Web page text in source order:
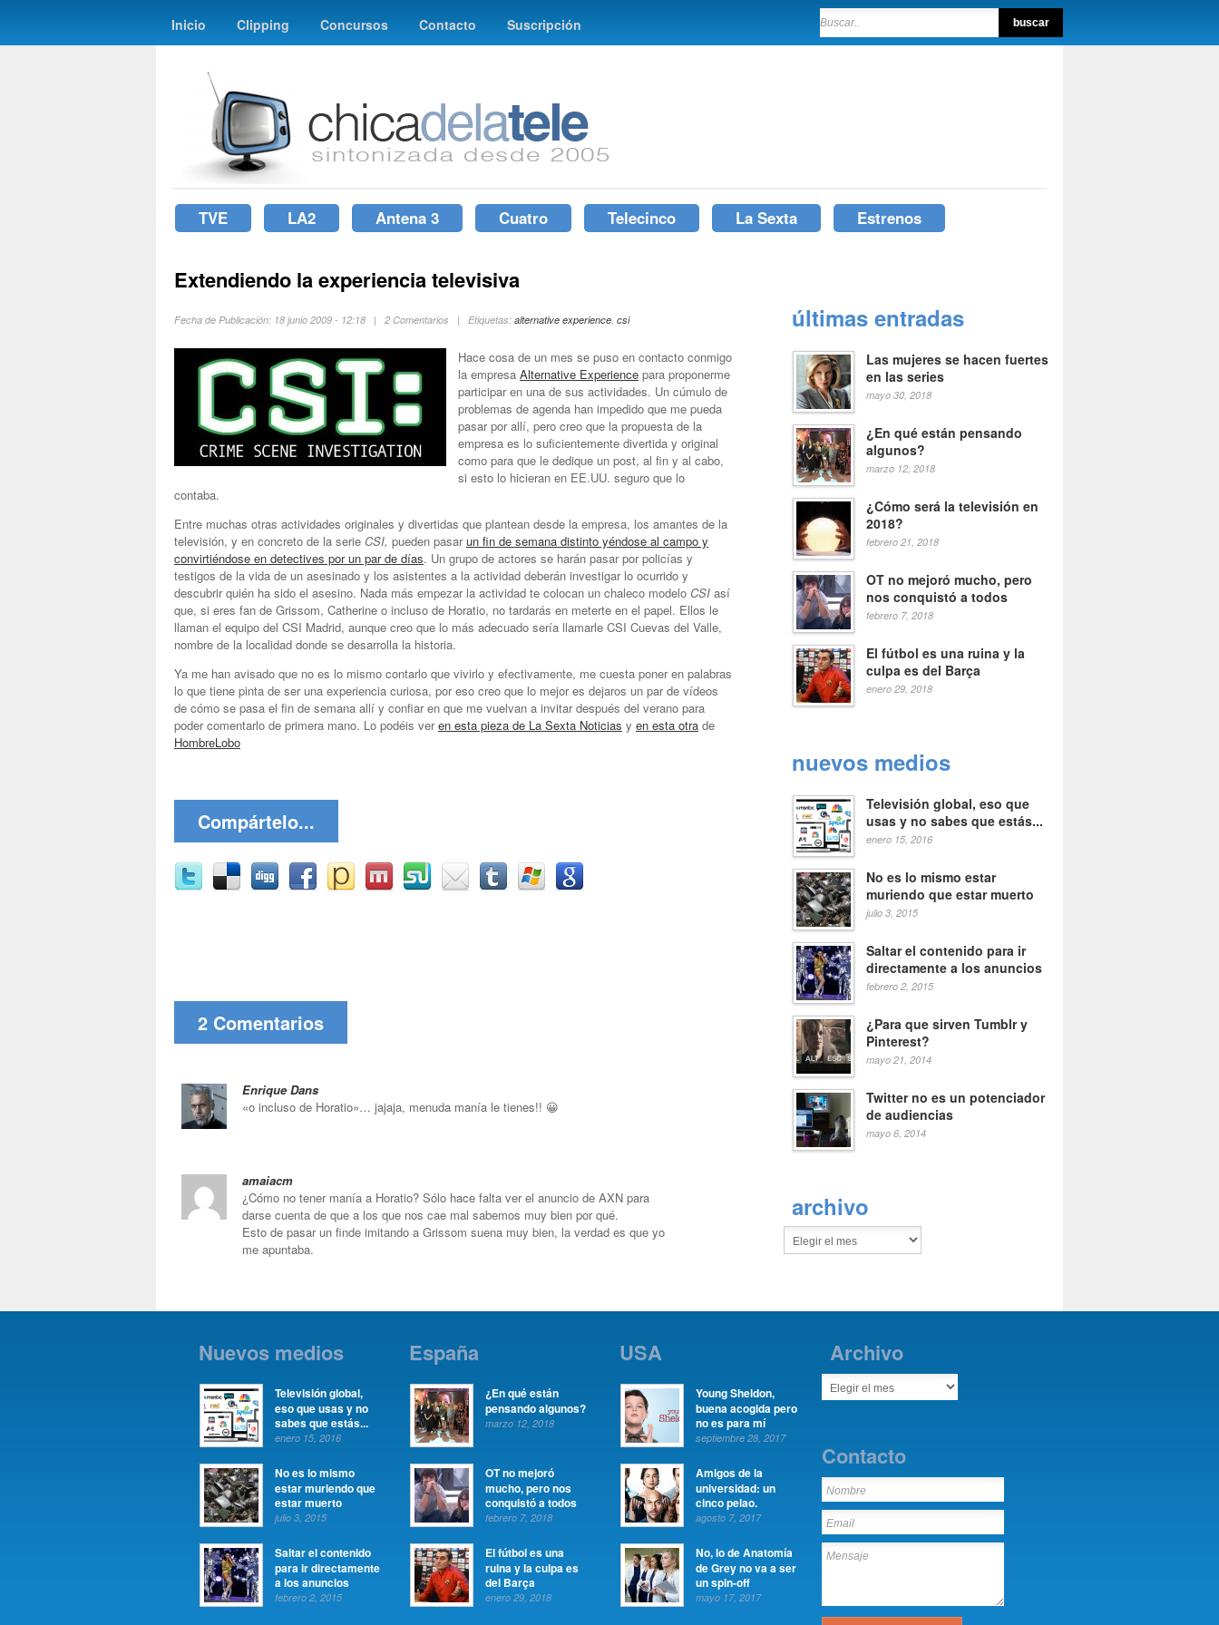
Inicio Clipping Concursos Contacto Suscripción
TVE LA2 Antena 3 Cuatro Telecinco La Sexta Estrenos
Extendiendo la experiencia televisiva
Fecha de Publicación: 18 junio 2009 - 12:18 | 2 Comentarios | Etiquetas: alternative experience, csi
Hace cosa de un mes se puso en contacto conmigo
la empresa Alternative Experience para proponerme
participar en una de sus actividades. Un cúmulo de
problemas de agenda han impedido que me pueda
pasar por allí, pero creo que la propuesta de la
empresa es lo suficientemente divertida y original
como para que le dedique un post, al fin y al cabo,
si esto lo hicieran en EE.UU. seguro que lo
contaba.
Entre muchas otras actividades originales y divertidas que plantean desde la empresa, los amantes de la
televisión, y en concreto de la serie CSI, pueden pasarun fin de semana distinto yéndose al campo y
convirtiéndose en detectives por un par de días. Un grupo de actores se harán pasar por policías y
testigos de la vida de un asesinado y los asistentes a la actividad deberán investigar lo ocurrido y
descubrir quién ha sido el asesino. Nada más empezar la actividad te colocan un chaleco modelo CSI así
que, si eres fan de Grissom, Catherine o incluso de Horatio, no tardarás en meterte en el papel. Ellos le
llaman el equipo del CSI Madrid, aunque creo que lo más adecuado sería llamarle CSI Cuevas del Valle,
nombre de la localidad donde se desarrolla la historia.
Ya me han avisado que no es lo mismo contarlo que vivirlo y efectivamente, me cuesta poner en palabras
lo que tiene pinta de ser una experiencia curiosa, por eso creo que lo mejor es dejaros un par de vídeos
de cómo se pasa el fin de semana allí y confiar en que me vuelvan a invitar después del verano para
poder comentarlo de primera mano. Lo podéis veren esta pieza de La Sexta Noticias y en esta otra de
HombreLobo
Compártelo...
2 Comentarios
Enrique Dans
«o incluso de Horatio»… jajaja, menuda manía le tienes!! 😀
amaiacm
¿Cómo no tener manía a Horatio? Sólo hace falta ver el anuncio de AXN para
darse cuenta de que a los que nos cae mal sabemos muy bien por qué.
Esto de pasar un finde imitando a Grissom suena muy bien, la verdad es que yo
me apuntaba.
últimas entradas
Las mujeres se hacen fuertes
en las series
mayo 30, 2018
¿En qué están pensando
algunos?
marzo 12, 2018
¿Cómo será la televisión en
2018?
febrero 21, 2018
OT no mejoró mucho, pero
nos conquistó a todos
febrero 7, 2018
El fútbol es una ruina y la
culpa es del Barça
enero 29, 2018
nuevos medios
Televisión global, eso que
usas y no sabes que estás...
enero 15, 2016
No es lo mismo estar
muriendo que estar muerto
julio 3, 2015
Saltar el contenido para ir
directamente a los anuncios
febrero 2, 2015
¿Para que sirven Tumblr y
Pinterest?
mayo 21, 2014
Twitter no es un potenciador
de audiencias
mayo 6, 2014
archivo
Nuevos medios
Televisión global,
eso que usas y no
sabes que estás...
enero 15, 2016
No es lo mismo
estar muriendo que
estar muerto
julio 3, 2015
Saltar el contenido
para ir directamente
a los anuncios
febrero 2, 2015
España
¿En qué están
pensando algunos?
marzo 12, 2018
OT no mejoró
mucho, pero nos
conquistó a todos
febrero 7, 2018
El fútbol es una
ruina y la culpa es
del Barça
enero 29, 2018
USA
Young Sheldon,
buena acogida pero
no es para mí
septiembre 28, 2017
Amigos de la
universidad: un
cinco pelao.
agosto 7, 2017
No, lo de Anatomía
de Grey no va a ser
un spin-off
mayo 17, 2017
Archivo
Contacto